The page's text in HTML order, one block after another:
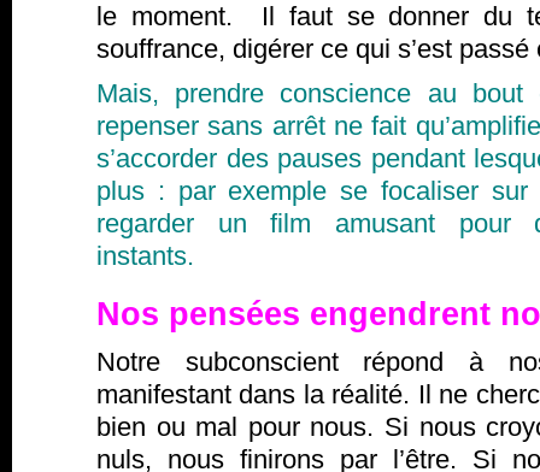
le moment. Il faut se donner du
souffrance, digérer ce qui s’est passé
Mais, prendre conscience au bout
repenser sans arrêt ne fait
s’accorder des pauses pendant
plus : par exemple se focaliser
regarder un film amusant pour
instants.
Nos pensées engendrent
Notre subconscient répond à
manifestant dans la réalité. Il ne
bien ou mal pour nous. Si nous
nuls, nous finirons par l’être. Si